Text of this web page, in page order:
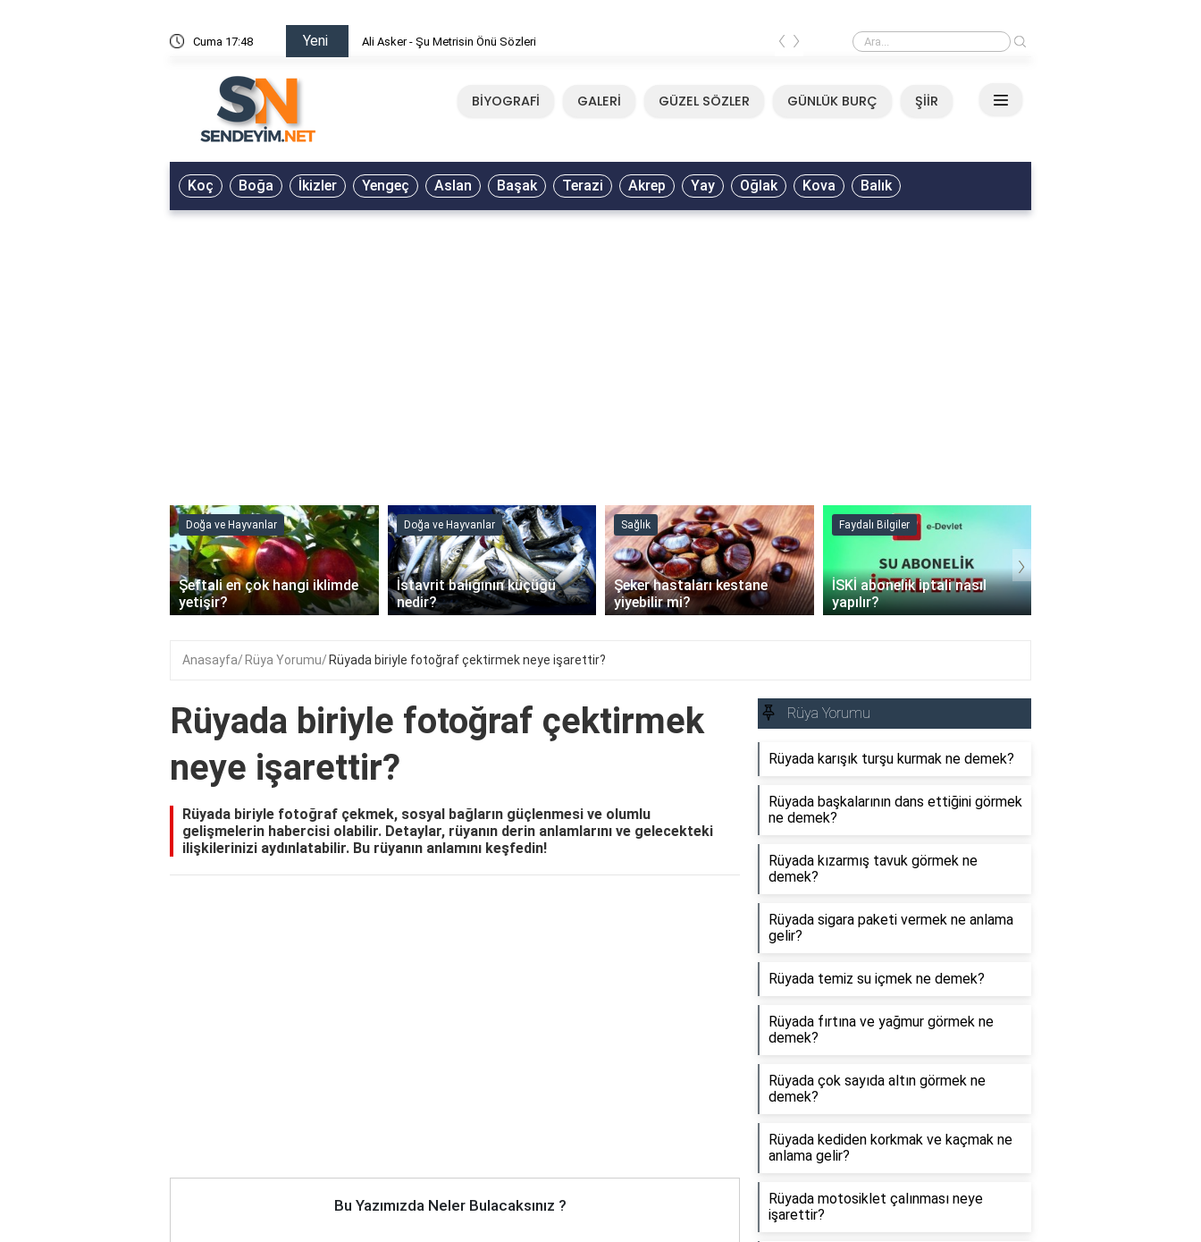
Cuma 17:48 Yeni Ali Asker - Şu Metrisin Önü Sözleri Ali Asker - Şu Metrisin Önü Sözleri
‹ ›
BİYOGRAFİ GALERİ GÜZEL SÖZLER GÜNLÜK BURÇ ŞİİR
Koç Boğa İkizler Yengeç Aslan Başak Terazi Akrep Yay Oğlak Kova Balık
Doğa ve Hayvanlar
Şeftali en çok hangi iklimde
yetişir?
Doğa ve Hayvanlar
İstavrit balığının küçüğü
nedir?
Sağlık
Şeker hastaları kestane
yiyebilir mi?
Faydalı Bilgiler
İSKİ abonelik iptali nasıl
yapılır?
‹ ›
Anasayfa Rüya Yorumu Rüyada biriyle fotoğraf çektirmek neye işarettir?
Rüyada biriyle fotoğraf çektirmek
neye işarettir?
Rüyada biriyle fotoğraf çekmek, sosyal bağların güçlenmesi ve olumlu
gelişmelerin habercisi olabilir. Detaylar, rüyanın derin anlamlarını ve gelecekteki
ilişkilerinizi aydınlatabilir. Bu rüyanın anlamını keşfedin!
Bu Yazımızda Neler Bulacaksınız ?
Rüya Yorumu
Rüyada karışık turşu kurmak ne demek?
Rüyada başkalarının dans ettiğini görmek
ne demek?
Rüyada kızarmış tavuk görmek ne
demek?
Rüyada sigara paketi vermek ne anlama
gelir?
Rüyada temiz su içmek ne demek?
Rüyada fırtına ve yağmur görmek ne
demek?
Rüyada çok sayıda altın görmek ne
demek?
Rüyada kediden korkmak ve kaçmak ne
anlama gelir?
Rüyada motosiklet çalınması neye
işarettir?